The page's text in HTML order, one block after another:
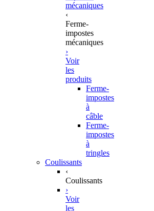
mécaniques
‹
Ferme-
impostes
mécaniques
›
Voir
les
produits
Ferme-
impostes
à
câble
Ferme-
impostes
à
tringles
Coulissants
‹
Coulissants
›
Voir
les